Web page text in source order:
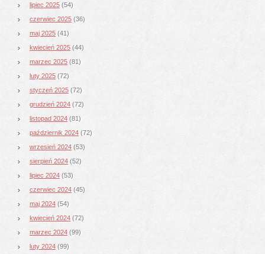
lipiec 2025 (54)
czerwiec 2025 (36)
maj 2025 (41)
kwiecień 2025 (44)
marzec 2025 (81)
luty 2025 (72)
styczeń 2025 (72)
grudzień 2024 (72)
listopad 2024 (81)
październik 2024 (72)
wrzesień 2024 (53)
sierpień 2024 (52)
lipiec 2024 (53)
czerwiec 2024 (45)
maj 2024 (54)
kwiecień 2024 (72)
marzec 2024 (99)
luty 2024 (99)